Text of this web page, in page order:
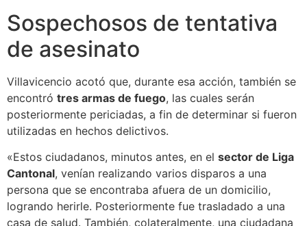
Sospechosos de tentativa
de asesinato
Villavicencio acotó que, durante esa acción, también se
encontró tres armas de fuego, las cuales serán
posteriormente periciadas, a fin de determinar si fueron
utilizadas en hechos delictivos.
«Estos ciudadanos, minutos antes, en el sector de Liga
Cantonal, venían realizando varios disparos a una
persona que se encontraba afuera de un domicilio,
logrando herirle. Posteriormente fue trasladado a una
casa de salud. También, colateralmente, una ciudadana